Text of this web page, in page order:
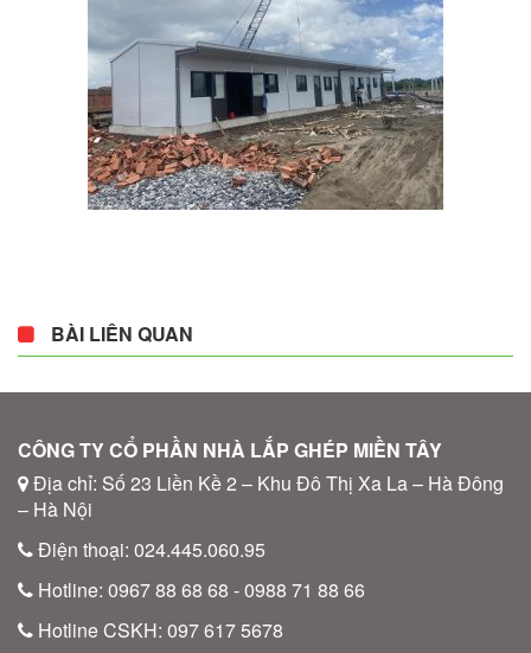
BÀI LIÊN QUAN
CÔNG TY CỔ PHẦN NHÀ LẮP GHÉP MIỀN TÂY
Địa chỉ: Số 23 Liền Kề 2 – Khu Đô Thị Xa La – Hà Đông
– Hà Nội
Điện thoại: 024.445.060.95
Hotline: 0967 88 68 68 - 0988 71 88 66
Hotline CSKH: 097 617 5678